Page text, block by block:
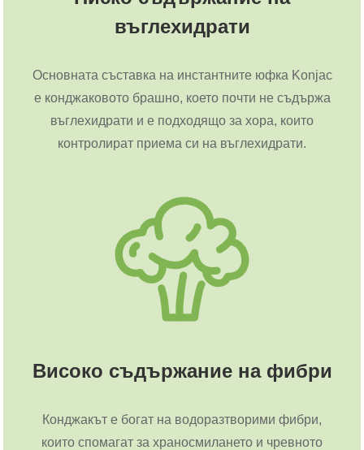
въглехидрати
Основната съставка на инстантните юфка Konjac
е конджаковото брашно, което почти не съдържа
въглехидрати и е подходящо за хора, които
контролират приема си на въглехидрати.
Високо съдържание на фибри
Конджакът е богат на водоразтворими фибри,
които спомагат за храносмилането и чревното